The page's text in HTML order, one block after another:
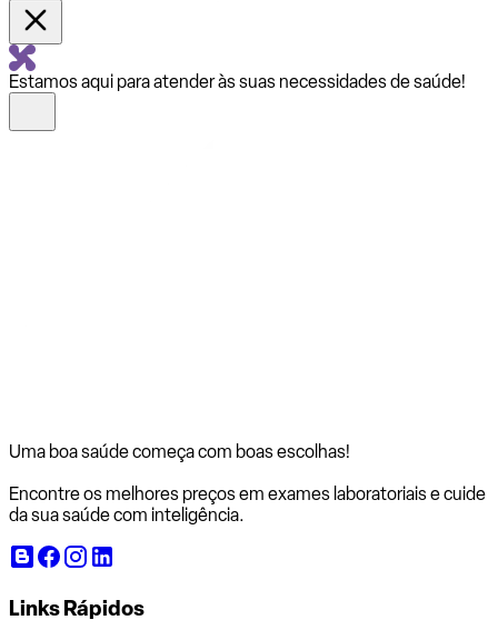
Estamos aqui para atender às suas necessidades de saúde!
Uma boa saúde começa com boas escolhas!
Encontre os melhores preços em exames laboratoriais e cuide
da sua saúde com inteligência.
Links Rápidos